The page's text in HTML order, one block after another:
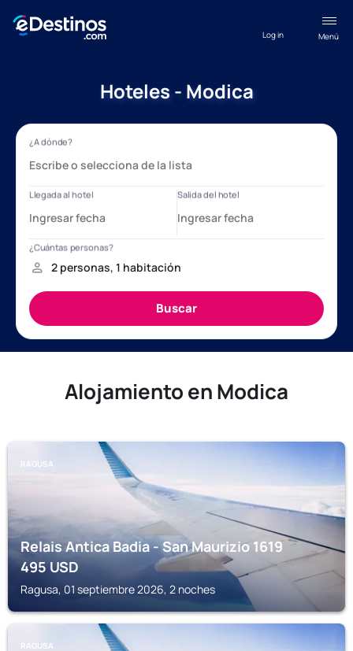
Menú
Log in
Hoteles - Modica
Alojamiento en Modica
RAGUSA
Relais Antica Badia - San Maurizio 1619
495USD
Ragusa, 01 septiembre 2026, 2 noches
RAGUSA